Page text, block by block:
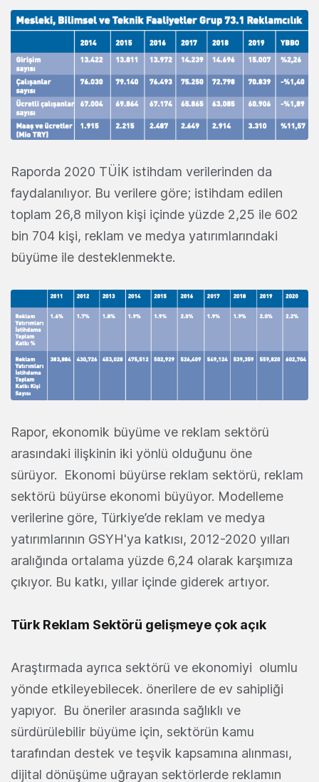
Raporda 2020 TÜİK istihdam verilerinden da
faydalanılıyor. Bu verilere göre; istihdam edilen
toplam 26,8 milyon kişi içinde yüzde 2,25 ile 602
bin 704 kişi, reklam ve medya yatırımlarındaki
büyüme ile desteklenmekte.
Rapor, ekonomik büyüme ve reklam sektörü
arasındaki ilişkinin iki yönlü olduğunu öne
sürüyor. Ekonomi büyürse reklam sektörü, reklam
sektörü büyürse ekonomi büyüyor. Modelleme
verilerine göre, Türkiye’de reklam ve medya
yatırımlarının GSYH'ya katkısı, 2012-2020 yılları
aralığında ortalama yüzde 6,24 olarak karşımıza
çıkıyor. Bu katkı, yıllar içinde giderek artıyor.
Türk Reklam Sektörü gelişmeye çok açık
Araştırmada ayrıca sektörü ve ekonomiyi olumlu
yönde etkileyebilecek. önerilere de ev sahipliği
yapıyor. Bu öneriler arasında sağlıklı ve
sürdürülebilir büyüme için, sektörün kamu
tarafından destek ve teşvik kapsamına alınması,
dijital dönüşüme uğrayan sektörlerde reklamın